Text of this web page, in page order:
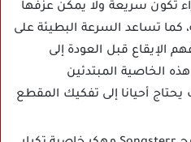
تكون سريعة ولا يمكن عزفها
كما تساعد السرعة البطيئة على
الإيقاع قبل العودة إلى
الخاصية المبتدئين
أحيانا إلى تفكيك المقطع